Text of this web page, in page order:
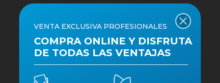
VENTA EXCLUSIVA PROFESIONALES
COMPRA ONLINE Y DISFRUTA
DE TODAS LAS VENTAJAS